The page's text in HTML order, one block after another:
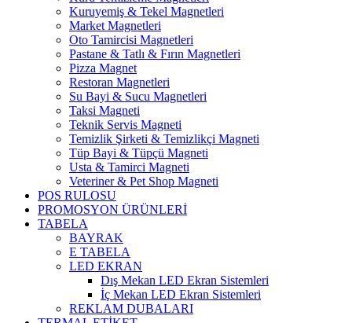
Kuruyemiş & Tekel Magnetleri
Market Magnetleri
Oto Tamircisi Magnetleri
Pastane & Tatlı & Fırın Magnetleri
Pizza Magnet
Restoran Magnetleri
Su Bayi & Sucu Magnetleri
Taksi Magneti
Teknik Servis Magneti
Temizlik Şirketi & Temizlikçi Magneti
Tüp Bayi & Tüpçü Magneti
Usta & Tamirci Magneti
Veteriner & Pet Shop Magneti
POS RULOSU
PROMOSYON ÜRÜNLERİ
TABELA
BAYRAK
E TABELA
LED EKRAN
Dış Mekan LED Ekran Sistemleri
İç Mekan LED Ekran Sistemleri
REKLAM DUBALARI